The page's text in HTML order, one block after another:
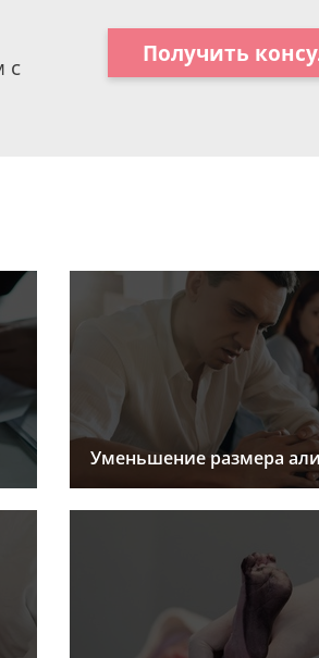
с
Получить
Уменьшение размера